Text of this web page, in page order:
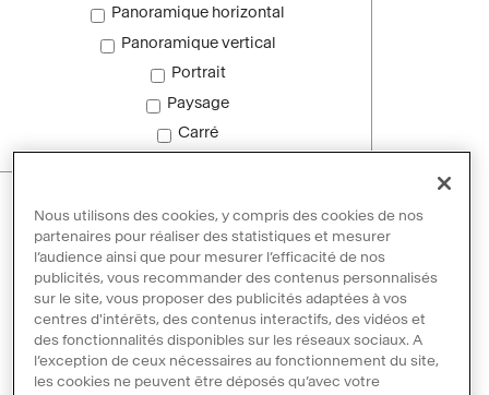
Panoramique horizontal
Panoramique vertical
Portrait
Paysage
Carré
Images sans droit d'auteur
Réinitialiser les filtres
Nous utilisons des cookies, y compris des cookies de nos
partenaires pour réaliser des statistiques et mesurer
l’audience ainsi que pour mesurer l’efficacité de nos
publicités, vous recommander des contenus personnalisés
sur le site, vous proposer des publicités adaptées à vos
centres d'intérêts, des contenus interactifs, des vidéos et
des fonctionnalités disponibles sur les réseaux sociaux. A
l’exception de ceux nécessaires au fonctionnement du site,
les cookies ne peuvent être déposés qu’avec votre